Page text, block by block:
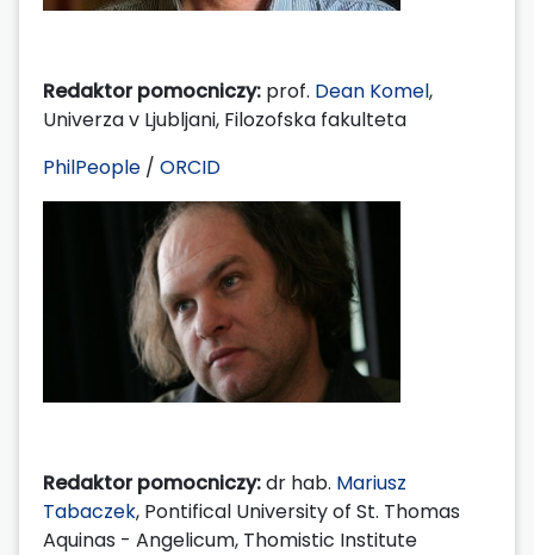
Redaktor pomocniczy: prof. Dean Komel,
Univerza v Ljubljani, Filozofska fakulteta
PhilPeople / ORCID
Redaktor pomocniczy:dr hab. Mariusz
Tabaczek, Pontifical University of St. Thomas
Aquinas - Angelicum, Thomistic Institute